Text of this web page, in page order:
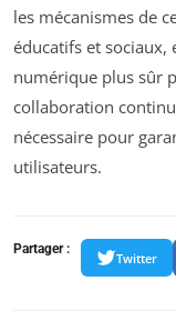
les mécanismes de
éducatifs et
numérique plus sûr
collaboration
nécessaire pour
utilisateurs.
Partager :
Twitter